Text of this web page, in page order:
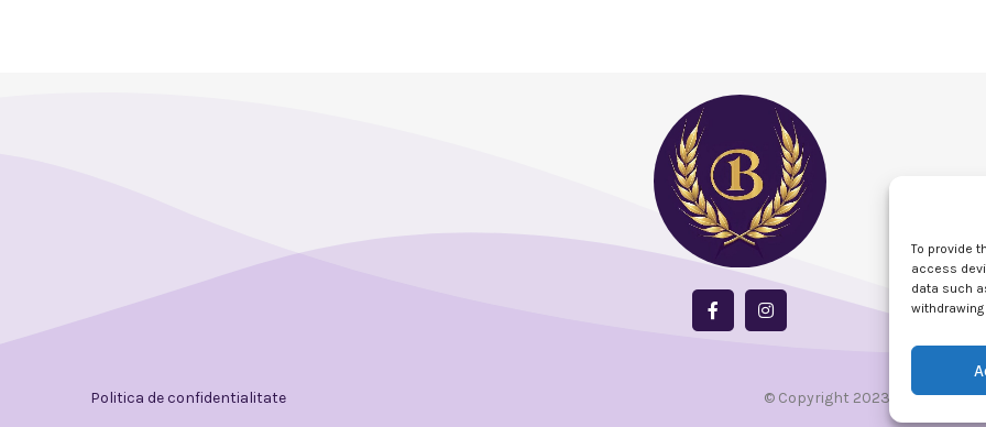
To provide
access
data such
Politica de confidentialitate © Copyright 2023